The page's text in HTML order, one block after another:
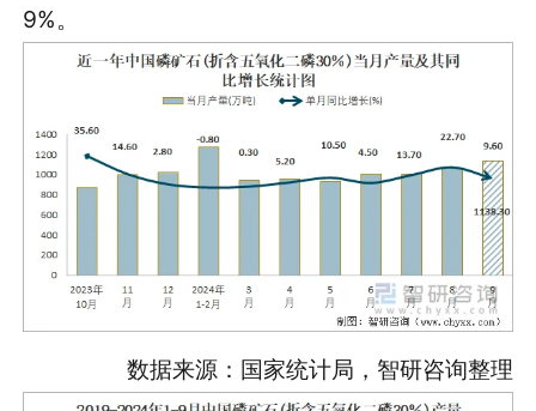
9%。
数据来源：国家统计局，智研咨询整理